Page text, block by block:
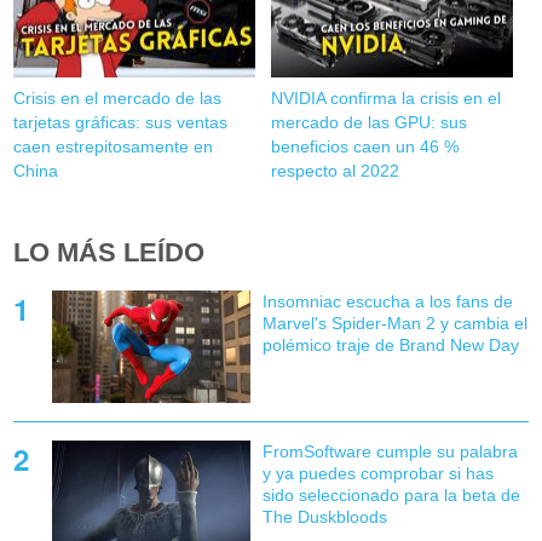
Crisis en el mercado de las
tarjetas gráficas: sus ventas
caen estrepitosamente en
China
NVIDIA confirma la crisis en el
mercado de las GPU: sus
beneficios caen un 46 %
respecto al 2022
LO MÁS LEÍDO
Insomniac escucha a los fans de
Marvel's Spider-Man 2 y cambia el
polémico traje de Brand New Day
FromSoftware cumple su palabra
y ya puedes comprobar si has
sido seleccionado para la beta de
The Duskbloods